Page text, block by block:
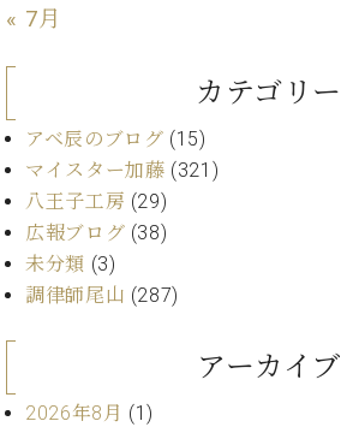
マ
ン
プ
ロ
フ
ッ
ル
合
わ
せ
本
子
« 7月
カテゴリー
アベ辰のブログ (15)
マイスター加藤 (321)
八王子工房 (29)
広報ブログ (38)
未分類 (3)
調律師尾山 (287)
アーカイブ
2026年8月 (1)